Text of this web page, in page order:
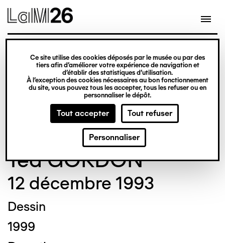
Gestion des cookies
Ce site utilise des cookies déposés par le musée ou par des
tiers afin d’améliorer votre expérience de navigation et
d’établir des statistiques d’utilisation.
À l’exception des cookies nécessaires au bon fonctionnement
du site, vous pouvez tous les accepter, tous les refuser ou en
personnaliser le dépôt.
Tout accepter Tout refuser
Personnaliser
contenu
© Crédit photo : Nicolas Dewitte/LaM Lille
métropole musée d’art moderne d’art
contemporain et d’art brut
Ted GORDON
12 décembre 1993
Dessin
1999